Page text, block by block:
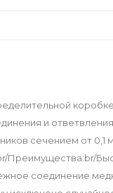
и
сечением от 0,1
Преимущества:br/
соединение